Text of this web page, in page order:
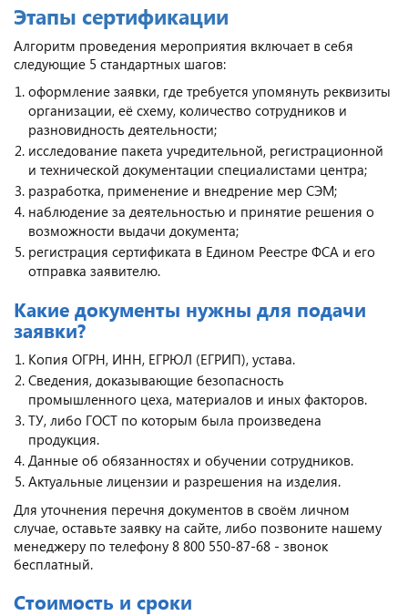
Этапы сертификации
Алгоритм проведения мероприятия включает в себя
следующие 5 стандартных шагов:
оформление заявки, где требуется упомянуть реквизиты
организации, её схему, количество сотрудников и
разновидность деятельности;
исследование пакета учредительной, регистрационной
и технической документации специалистами центра;
разработка, применение и внедрение мер СЭМ;
наблюдение за деятельностью и принятие решения о
возможности выдачи документа;
регистрация сертификата в Едином Реестре ФСА и его
отправка заявителю.
Какие документы нужны для подачи
заявки?
Копия ОГРН, ИНН, ЕГРЮЛ (ЕГРИП), устава.
Сведения, доказывающие безопасность
промышленного цеха, материалов и иных факторов.
ТУ, либо ГОСТ по которым была произведена
продукция.
Данные об обязанностях и обучении сотрудников.
Актуальные лицензии и разрешения на изделия.
Для уточнения перечня документов в своём личном
случае, оставьте заявку на сайте, либо позвоните нашему
менеджеру по телефону 8 800 550-87-68 - звонок
бесплатный.
Стоимость и сроки